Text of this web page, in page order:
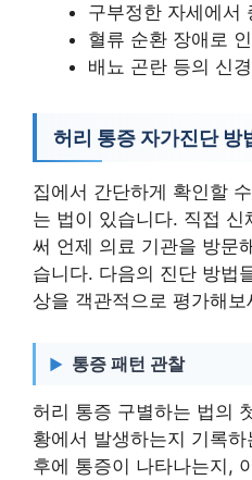
구부정한 자세에서
혈류 순환 장애로
배뇨 곤란 등의 신
허리 통증 자가진단 방
집에서 간단하게 확인할
는 법이 있습니다. 직접
써 언제 의료 기관을 방문
습니다. 다음의 진단 방법
상을 객관적으로 평가해보
통증 패턴 관찰
허리 통증 구별하는 법의
황에서 발생하는지 기록
후에 통증이 나타나는지,